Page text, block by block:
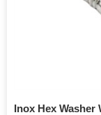
Inox Hex Washer